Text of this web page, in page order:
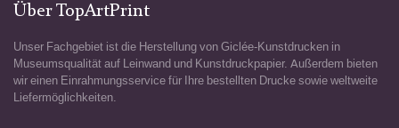
Über TopArtPrint
Unser Fachgebiet ist die Herstellung von Giclée-Kunstdrucken in
Museumsqualität auf Leinwand und Kunstdruckpapier. Außerdem bieten
wir einen Einrahmungsservice für Ihre bestellten Drucke sowie weltweite
Liefermöglichkeiten.